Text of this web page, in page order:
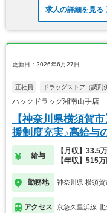
求人の詳細を見る
更新日：2026年6月27日
正社員 ドラッグストア（調剤
ハックドラッグ湘南山手店
【神奈川県横須賀
援制度充実♪高給与
給与
【月収】33.5
【年収】515
勤務地 神奈川県 横須賀
アクセス 京急久里浜線 北